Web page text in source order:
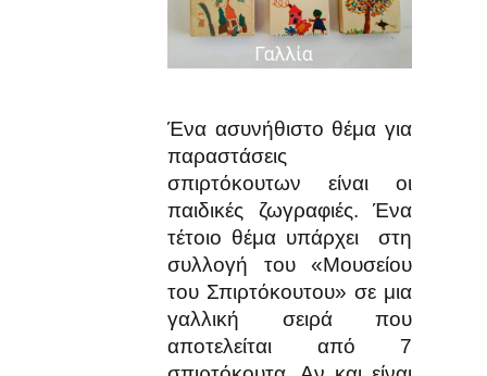
Ένα ασυνήθιστο θέμα για
παραστάσεις
σπιρτόκουτων είναι οι
παιδικές ζωγραφιές. Ένα
τέτοιο θέμα υπάρχει στη
συλλογή του «Μουσείου
του Σπιρτόκουτου» σε μια
γαλλική σειρά που
αποτελείται από 7